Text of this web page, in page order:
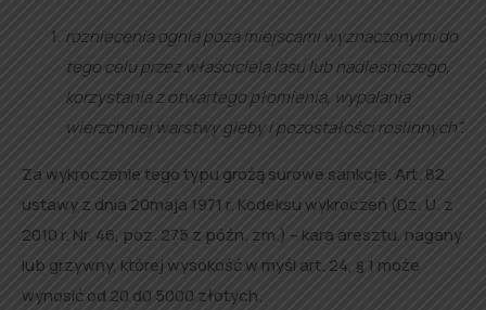
rozniecenia ognia poza miejscami wyznaczonymi do
tego celu przez właściciela lasu lub nadleśniczego,
korzystania z otwartego płomienia, wypalania
wierzchniej warstwy gleby i pozostałości roślinnych”.
Za wykroczenie tego typu grożą surowe sankcje. Art. 82
ustawy z dnia 20maja 1971 r. Kodeksu wykroczeń (Dz. U. z
2010 r. Nr. 46, poz. 275 z późn. zm.) – kara aresztu, nagany
lub grzywny, której wysokość w myśl art. 24, § 1 może
wynosić od 20 d0 5000 złotych.